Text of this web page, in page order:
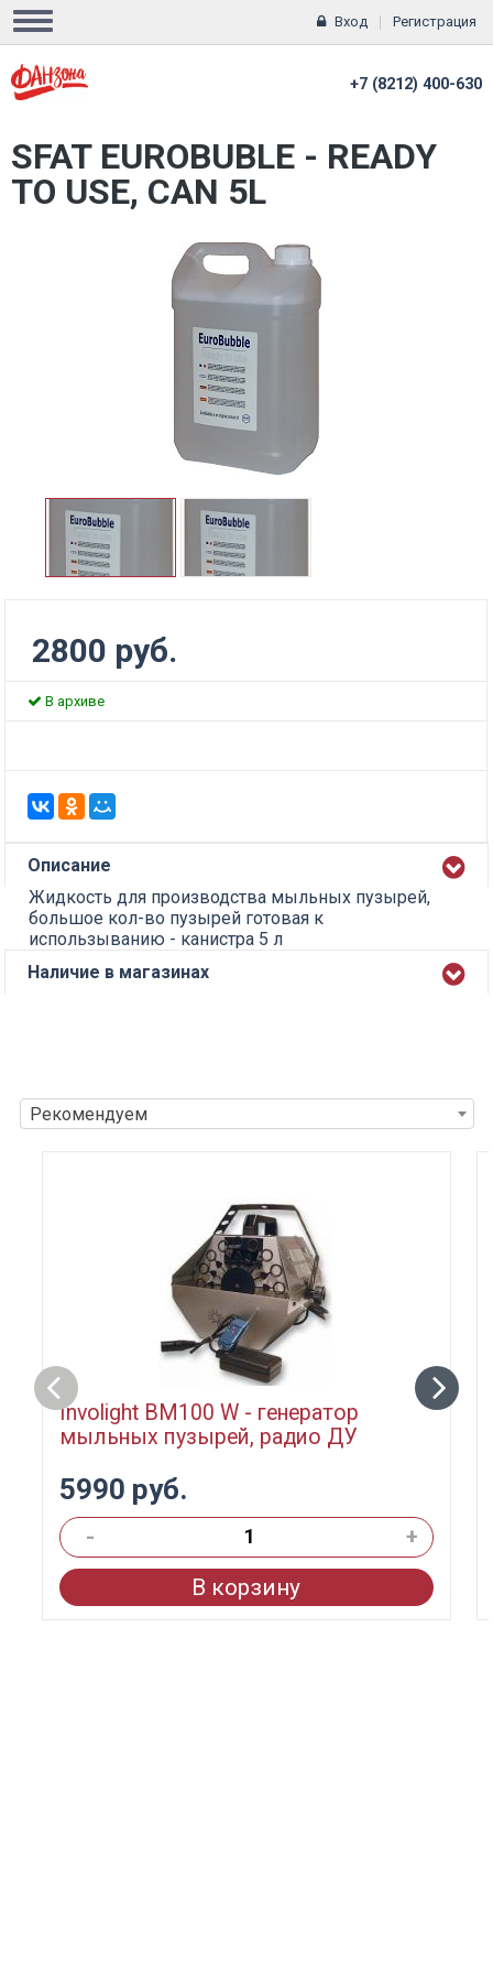
Вход Регистрация
+7 (8212) 400-630
SFAT EUROBUBLE - READY
TO USE, CAN 5L
2800 руб.
В архиве
Описание
Жидкость для производства мыльных пузырей,
большое кол-во пузырей готовая к
использыванию - канистра 5 л
Наличие в магазинах
Рекомендуем
Involight BM100 W - генератор
мыльных пузырей, радио ДУ
5990 руб.
-
+
В корзину